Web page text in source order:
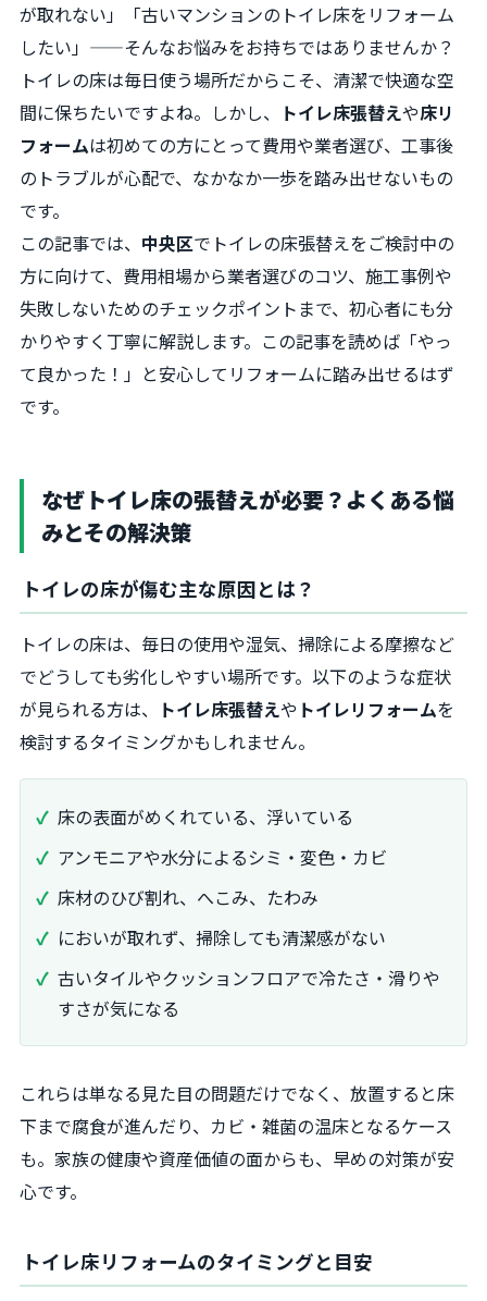
が取れない」「古いマンションのトイレ床をリフォーム
したい」——そんなお悩みをお持ちではありませんか？
トイレの床は毎日使う場所だからこそ、清潔で快適な空
間に保ちたいですよね。しかし、 トイレ床張替えや床リ
フォームは初めての方にとって費用や業者選び、工事後
のトラブルが心配で、なかなか一歩を踏み出せないもの
です。
この記事では、 中央区でトイレの床張替えをご検討中の
方に向けて、費用相場から業者選びのコツ、施工事例や
失敗しないためのチェックポイントまで、初心者にも分
かりやすく丁寧に解説します。この記事を読めば「やっ
て良かった！」と安心してリフォームに踏み出せるはず
です。
なぜトイレ床の張替えが必要？よくある悩
みとその解決策
トイレの床が傷む主な原因とは？
トイレの床は、毎日の使用や湿気、掃除による摩擦など
でどうしても劣化しやすい場所です。以下のような症状
が見られる方は、 トイレ床張替えや トイレリフォームを
検討するタイミングかもしれません。
床の表面がめくれている、浮いている
アンモニアや水分によるシミ・変色・カビ
床材のひび割れ、へこみ、たわみ
においが取れず、掃除しても清潔感がない
古いタイルやクッションフロアで冷たさ・滑りや
すさが気になる
これらは単なる見た目の問題だけでなく、放置すると床
下まで腐食が進んだり、カビ・雑菌の温床となるケース
も。家族の健康や資産価値の面からも、早めの対策が安
心です。
トイレ床リフォームのタイミングと目安